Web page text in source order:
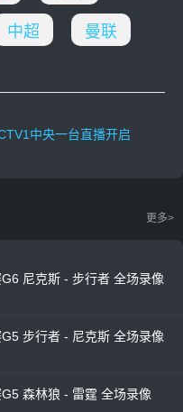
中超 曼联
中央一台直播开启全民观赛新时代
更多>
尼克斯 - 步行者 全场录像
步行者 - 尼克斯 全场录像
森林狼 - 雷霆 全场录像